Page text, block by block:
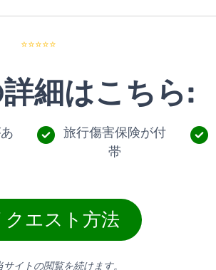
⭐⭐⭐⭐⭐
細はこちら:
旅行傷害保険が付
帯
クエスト方法
サイトの閲覧を続けます。